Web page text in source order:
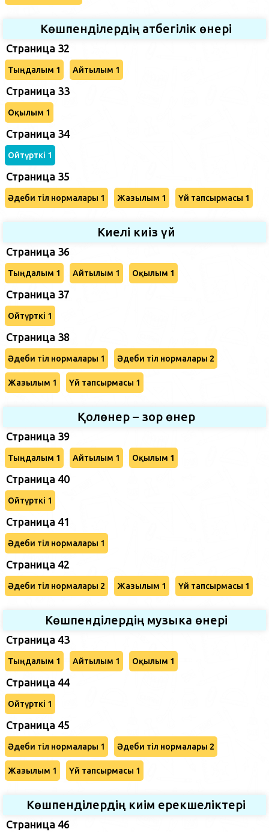
Көшпенділердің атбегілік өнері
Страница 32
Тыңдалым 1 Айтылым 1
Страница 33
Оқылым 1
Страница 34
Ойтүрткі 1
Страница 35
Әдеби тіл нормалары 1 Жазылым 1 Үй тапсырмасы 1
Киелі киіз үй
Страница 36
Тыңдалым 1 Айтылым 1 Оқылым 1
Страница 37
Ойтүрткі 1
Страница 38
Әдеби тіл нормалары 1 Әдеби тіл нормалары 2
Жазылым 1 Үй тапсырмасы 1
Қолөнер – зор өнер
Страница 39
Тыңдалым 1 Айтылым 1 Оқылым 1
Страница 40
Ойтүрткі 1
Страница 41
Әдеби тіл нормалары 1
Страница 42
Әдеби тіл нормалары 2 Жазылым 1 Үй тапсырмасы 1
Көшпенділердің музыка өнері
Страница 43
Тыңдалым 1 Айтылым 1 Оқылым 1
Страница 44
Ойтүрткі 1
Страница 45
Әдеби тіл нормалары 1 Әдеби тіл нормалары 2
Жазылым 1 Үй тапсырмасы 1
Көшпенділердің киім ерекшеліктері
Страница 46